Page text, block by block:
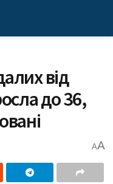
від
до 36,
AA